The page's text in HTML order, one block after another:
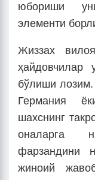
юбориши
элементи
Жиззах
бўлиши
Германия
шахснинг
оналарга
фарзандини
жиноий